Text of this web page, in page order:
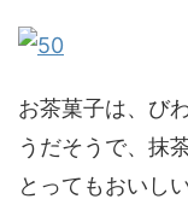
お茶菓子は、び
うだそうで、抹
とってもおいし